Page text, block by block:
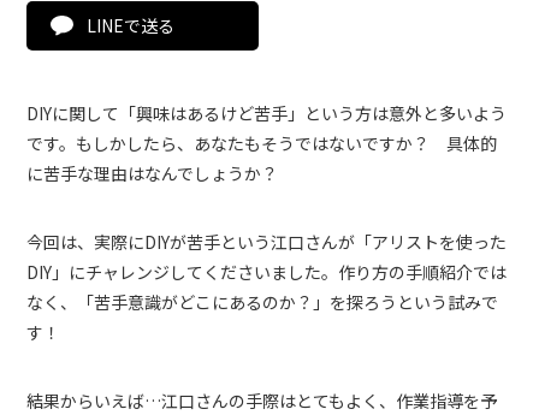
LINEで送る
DIYに関して「興味はあるけど苦手」という方は意外と多いよう
です。もしかしたら、あなたもそうではないですか？ 具体的
に苦手な理由はなんでしょうか？
今回は、実際にDIYが苦手という江口さんが「アリストを使った
DIY」にチャレンジしてくださいました。作り方の手順紹介では
なく、「苦手意識がどこにあるのか？」を探ろうという試みで
す！
結果からいえば…江口さんの手際はとてもよく、作業指導を予